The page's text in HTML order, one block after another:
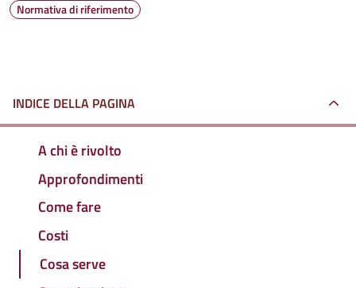
Normativa di riferimento
INDICE DELLA PAGINA
A chi è rivolto
Approfondimenti
Come fare
Costi
Cosa serve